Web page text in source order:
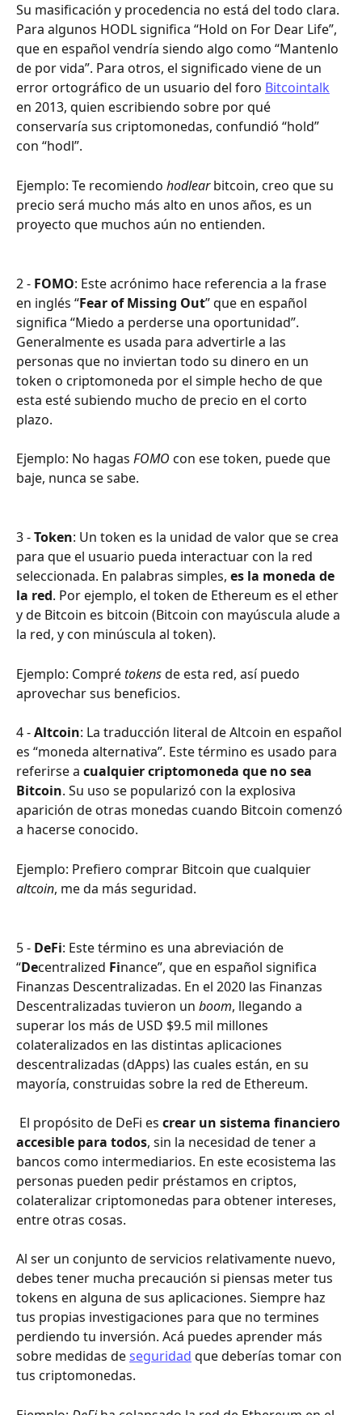
Su masificación y procedencia no está del todo clara.
Para algunos HODL significa “Hold on For Dear Life”,
que en español vendría siendo algo como “Mantenlo
de por vida”. Para otros, el significado viene de un
error ortográfico de un usuario del foro Bitcointalk
en 2013, quien escribiendo sobre por qué
conservaría sus criptomonedas, confundió “hold”
con “hodl”.
Ejemplo: Te recomiendo hodlear bitcoin, creo que su
precio será mucho más alto en unos años, es un
proyecto que muchos aún no entienden.
2 - FOMO: Este acrónimo hace referencia a la frase
en inglés “Fear of Missing Out” que en español
significa “Miedo a perderse una oportunidad”.
Generalmente es usada para advertirle a las
personas que no inviertan todo su dinero en un
token o criptomoneda por el simple hecho de que
esta esté subiendo mucho de precio en el corto
plazo.
Ejemplo: No hagas FOMO con ese token, puede que
baje, nunca se sabe.
3 - Token: Un token es la unidad de valor que se crea
para que el usuario pueda interactuar con la red
seleccionada. En palabras simples, es la moneda de
la red. Por ejemplo, el token de Ethereum es el ether
y de Bitcoin es bitcoin (Bitcoin con mayúscula alude a
la red, y con minúscula al token).
Ejemplo: Compré tokens de esta red, así puedo
aprovechar sus beneficios.
4 - Altcoin: La traducción literal de Altcoin en español
es “moneda alternativa”. Este término es usado para
referirse a cualquier criptomoneda que no sea
Bitcoin. Su uso se popularizó con la explosiva
aparición de otras monedas cuando Bitcoin comenzó
a hacerse conocido.
Ejemplo: Prefiero comprar Bitcoin que cualquier
altcoin, me da más seguridad.
5 - DeFi: Este término es una abreviación de
“Decentralized Finance”, que en español significa
Finanzas Descentralizadas. En el 2020 las Finanzas
Descentralizadas tuvieron un boom, llegando a
superar los más de USD $9.5 mil millones
colateralizados en las distintas aplicaciones
descentralizadas (dApps) las cuales están, en su
mayoría, construidas sobre la red de Ethereum.
El propósito de DeFi es crear un sistema financiero
accesible para todos, sin la necesidad de tener a
bancos como intermediarios. En este ecosistema las
personas pueden pedir préstamos en criptos,
colateralizar criptomonedas para obtener intereses,
entre otras cosas.
Al ser un conjunto de servicios relativamente nuevo,
debes tener mucha precaución si piensas meter tus
tokens en alguna de sus aplicaciones. Siempre haz
tus propias investigaciones para que no termines
perdiendo tu inversión. Acá puedes aprender más
sobre medidas de seguridad que deberías tomar con
tus criptomonedas.